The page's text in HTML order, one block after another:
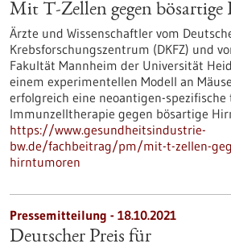
Mit T-Zellen gegen
Ärzte und Wissenschaftler vom
Krebsforschungszentrum (DKFZ) und
Fakultät Mannheim der Universität
einem experimentellen Modell an
erfolgreich eine neoantigen-spezifische
Immunzelltherapie gegen bösartige
https://www.gesundheitsindustrie-
bw.de/fachbeitrag/pm/mit-t-zellen-
hirntumoren
Pressemitteilung - 18.10.2021
Deutscher Preis für